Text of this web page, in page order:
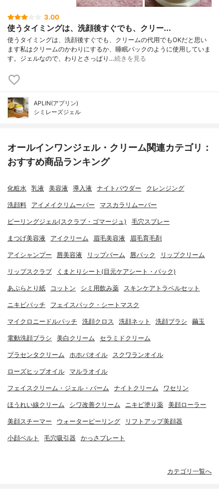
3.00
使うタイミングは、洗顔後すぐでも、クリー...
使うタイミングは、洗顔後すぐでも、クリームの代用でもOKだと思い
ます私はクリームのかわりにするか、睡眠パックのように使用していま
す。ジェルなので、わりとさっぱり…続きを見る
APLIN(アプリン)
シミレーズジェル
オールインワンジェル・クリーム関連カテゴリ：
おすすめ商品ランキング
化粧水 乳液 美容液 導入液 ナイトパウダー クレンジング
洗顔料 アイメイクリムーバー マスカラリムーバー
ピーリングジェル(スクラブ・ゴマージュ) 毛穴スプレー
まつげ美容液 アイクリーム 眉毛美容液 眉毛育毛剤
アイシャンプー 唇美容液 リップバーム 唇パック リップクリーム
リップスクラブ くまとりシート(目元ケアシート・パック)
あぶらとり紙 コットン シミ用飲み薬 スキンケアトラベルセット
ニキビパッチ フェイスパック・シートマスク
マイクロニードルパッチ 洗顔クロス 洗顔ネット 洗顔ブラシ 繭玉
電動洗顔ブラシ 美白クリーム セラミドクリーム
プラセンタクリーム ホホバオイル スクワランオイル
ローズヒップオイル マルラオイル
フェイスクリーム・ジェル・バーム ナイトクリーム ワセリン
ほうれい線クリーム シワ改善クリーム ニキビ塗り薬 美顔ローラー
美顔スチーマー ウォーターピーリング リフトアップ美顔器
小顔ベルト 毛穴吸引器 かっさプレート
カテゴリ一覧へ